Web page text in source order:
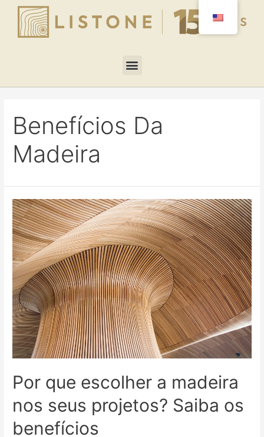
Benefícios Da
Madeira
Por que escolher a madeira
nos seus projetos? Saiba os
benefícios